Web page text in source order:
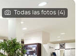
Todas las fotos (4)